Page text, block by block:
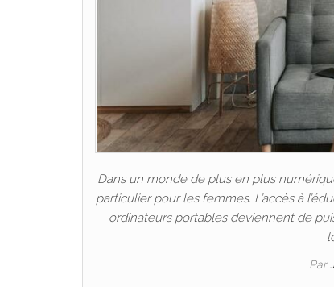
Dans un monde de plus en plus
particulier pour les femmes. L’accès à
ordinateurs portables deviennent de
Par